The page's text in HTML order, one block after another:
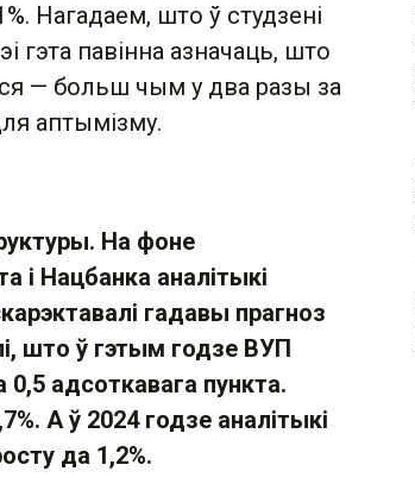
Нагадаем, што ў студзені
гэта павінна азначаць, што
— больш чым у два разы за
аптымізму.
На фоне
і Нацбанка аналітыкі
гадавы прагноз
што ў гэтым годзе ВУП
0,5 адсоткавага пункта.
А ў 2024 годзе аналітыкі
да 1,2%.